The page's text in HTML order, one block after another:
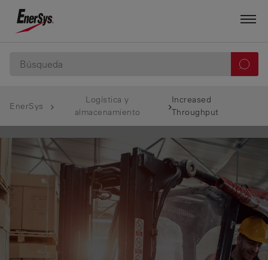
EnerSys
Logística y
almacenamiento
Increased
Throughput